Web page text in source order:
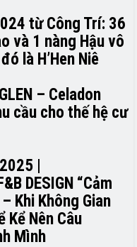
từ Công Trí: 36
và 1 nàng Hậu vô
là H’H­­­­en Niê
– Celadon
cầu cho thế hệ cư
|
DESIGN “Cảm
Khi Không Gian
Kể Nên Câu
Mình